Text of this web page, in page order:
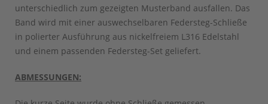
unterschiedlich zum gezeigten Musterband ausfallen. Das
Band wird mit einer auswechselbaren Federsteg-Schließe
in polierter Ausführung aus nickelfreiem L316 Edelstahl
und einem passenden Federsteg-Set geliefert.
ABMESSUNGEN: